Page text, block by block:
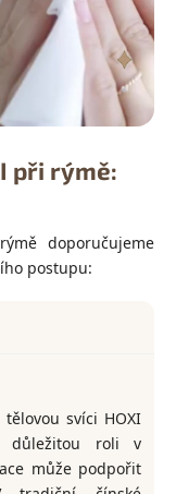
při rýmě:
doporučujeme
postupu:
svíci HOXI
důležitou roli v
může podpořit